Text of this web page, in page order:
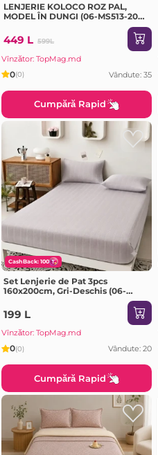
LENJERIE KOLOCO ROZ PAL,
MODEL ÎN DUNGI (06-MS513-20-
449 L 599L
Vînzător: TopMag.md
0(0) Vândute: 35
Cumpără Rapid
CashBack: 100
Set Lenjerie de Pat 3pcs
160x200cm, Gri-Deschis (06-
199 L
Vînzător: TopMag.md
0(0) Vândute: 20
Cumpără Rapid